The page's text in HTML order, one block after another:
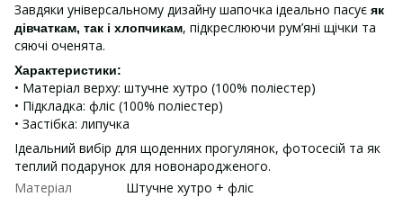
Завдяки універсальному дизайну шапочка ідеально пасує як
дівчаткам, так і хлопчикам, підкреслюючи рум’яні щічки та
сяючі оченята.
Характеристики:
• Матеріал верху: штучне хутро (100% поліестер)
• Підкладка: фліс (100% поліестер)
• Застібка: липучка
Ідеальний вибір для щоденних прогулянок, фотосесій та як
теплий подарунок для новонародженого.
Матеріал
Штучне хутро + фліс